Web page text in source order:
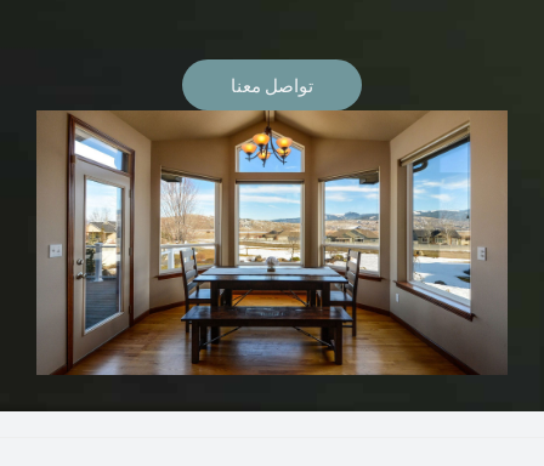
تواصل معنا